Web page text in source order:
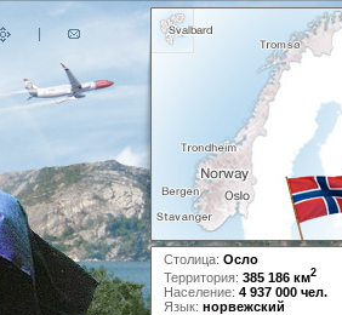
Столица: Осло
Территория: 385 186 км2
Население: 4 937 000 чел.
Язык: норвежский